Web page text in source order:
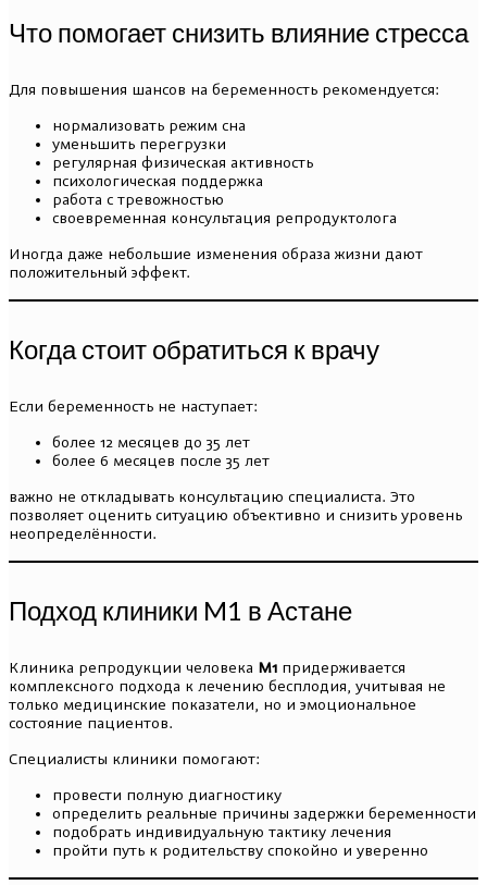
Что помогает снизить влияние стресса
Для повышения шансов на беременность рекомендуется:
нормализовать режим сна
уменьшить перегрузки
регулярная физическая активность
психологическая поддержка
работа с тревожностью
своевременная консультация репродуктолога
Иногда даже небольшие изменения образа жизни дают
положительный эффект.
Когда стоит обратиться к врачу
Если беременность не наступает:
более 12 месяцев до 35 лет
более 6 месяцев после 35 лет
важно не откладывать консультацию специалиста. Это
позволяет оценить ситуацию объективно и снизить уровень
неопределённости.
Подход клиники M1 в Астане
Клиника репродукции человека M1 придерживается
комплексного подхода к лечению бесплодия, учитывая не
только медицинские показатели, но и эмоциональное
состояние пациентов.
Специалисты клиники помогают:
провести полную диагностику
определить реальные причины задержки беременности
подобрать индивидуальную тактику лечения
пройти путь к родительству спокойно и уверенно